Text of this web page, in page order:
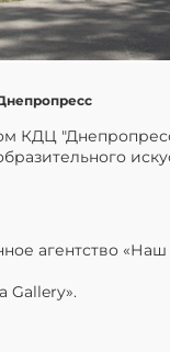
КДЦ
агентство «Наш
Gallery».